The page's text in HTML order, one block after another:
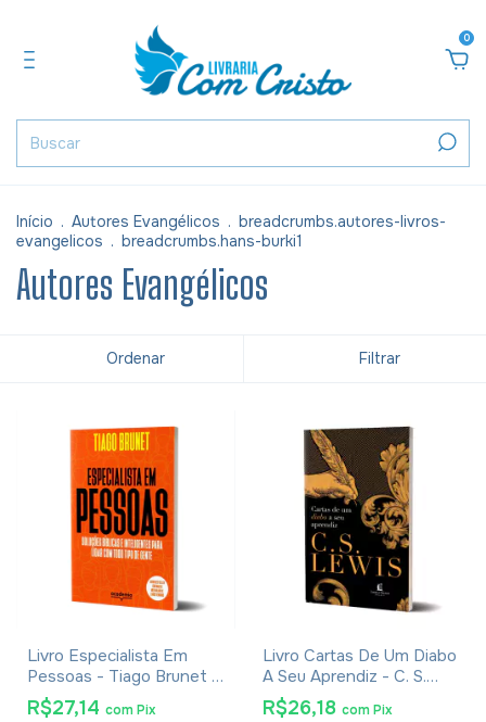
0
Início . Autores Evangélicos . breadcrumbs.autores-livros-
evangelicos . breadcrumbs.hans-burki1
Autores Evangélicos
Ordenar Filtrar
Livro Especialista Em
Pessoas - Tiago Brunet -
Versão Econômica
R$27,14 comPix
Livro Cartas De Um Diabo
A Seu Aprendiz - C. S.
Lewis - Brochura
R$26,18 com Pix